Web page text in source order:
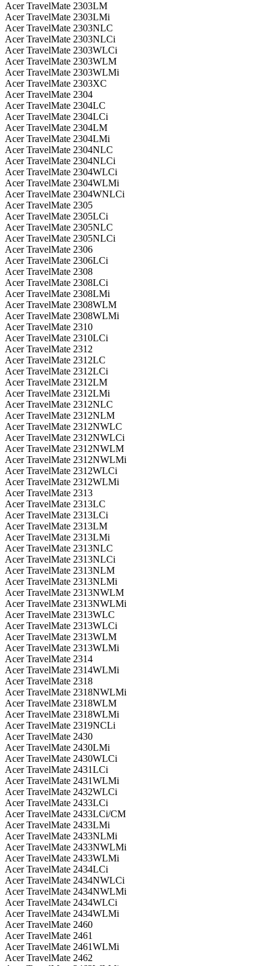
Acer TravelMate 2303LM
Acer TravelMate 2303LMi
Acer TravelMate 2303NLC
Acer TravelMate 2303NLCi
Acer TravelMate 2303WLCi
Acer TravelMate 2303WLM
Acer TravelMate 2303WLMi
Acer TravelMate 2303XC
Acer TravelMate 2304
Acer TravelMate 2304LC
Acer TravelMate 2304LCi
Acer TravelMate 2304LM
Acer TravelMate 2304LMi
Acer TravelMate 2304NLC
Acer TravelMate 2304NLCi
Acer TravelMate 2304WLCi
Acer TravelMate 2304WLMi
Acer TravelMate 2304WNLCi
Acer TravelMate 2305
Acer TravelMate 2305LCi
Acer TravelMate 2305NLC
Acer TravelMate 2305NLCi
Acer TravelMate 2306
Acer TravelMate 2306LCi
Acer TravelMate 2308
Acer TravelMate 2308LCi
Acer TravelMate 2308LMi
Acer TravelMate 2308WLM
Acer TravelMate 2308WLMi
Acer TravelMate 2310
Acer TravelMate 2310LCi
Acer TravelMate 2312
Acer TravelMate 2312LC
Acer TravelMate 2312LCi
Acer TravelMate 2312LM
Acer TravelMate 2312LMi
Acer TravelMate 2312NLC
Acer TravelMate 2312NLM
Acer TravelMate 2312NWLC
Acer TravelMate 2312NWLCi
Acer TravelMate 2312NWLM
Acer TravelMate 2312NWLMi
Acer TravelMate 2312WLCi
Acer TravelMate 2312WLMi
Acer TravelMate 2313
Acer TravelMate 2313LC
Acer TravelMate 2313LCi
Acer TravelMate 2313LM
Acer TravelMate 2313LMi
Acer TravelMate 2313NLC
Acer TravelMate 2313NLCi
Acer TravelMate 2313NLM
Acer TravelMate 2313NLMi
Acer TravelMate 2313NWLM
Acer TravelMate 2313NWLMi
Acer TravelMate 2313WLC
Acer TravelMate 2313WLCi
Acer TravelMate 2313WLM
Acer TravelMate 2313WLMi
Acer TravelMate 2314
Acer TravelMate 2314WLMi
Acer TravelMate 2318
Acer TravelMate 2318NWLMi
Acer TravelMate 2318WLM
Acer TravelMate 2318WLMi
Acer TravelMate 2319NCLi
Acer TravelMate 2430
Acer TravelMate 2430LMi
Acer TravelMate 2430WLCi
Acer TravelMate 2431LCi
Acer TravelMate 2431WLMi
Acer TravelMate 2432WLCi
Acer TravelMate 2433LCi
Acer TravelMate 2433LCi/CM
Acer TravelMate 2433LMi
Acer TravelMate 2433NLMi
Acer TravelMate 2433NWLMi
Acer TravelMate 2433WLMi
Acer TravelMate 2434LCi
Acer TravelMate 2434NWLCi
Acer TravelMate 2434NWLMi
Acer TravelMate 2434WLCi
Acer TravelMate 2434WLMi
Acer TravelMate 2460
Acer TravelMate 2461
Acer TravelMate 2461WLMi
Acer TravelMate 2462